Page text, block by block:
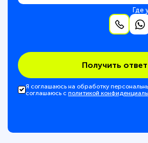
Где
Получить ответ
Я соглашаюсь на обработку
соглашаюсь с политикой